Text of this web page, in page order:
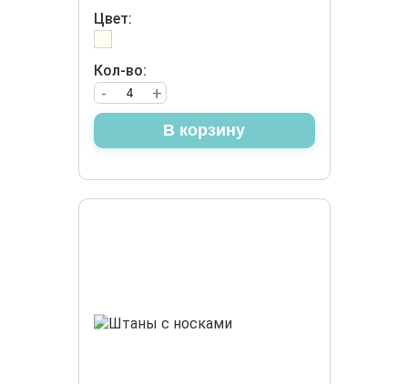
Цвет:
Кол-во:
+
-
В корзину